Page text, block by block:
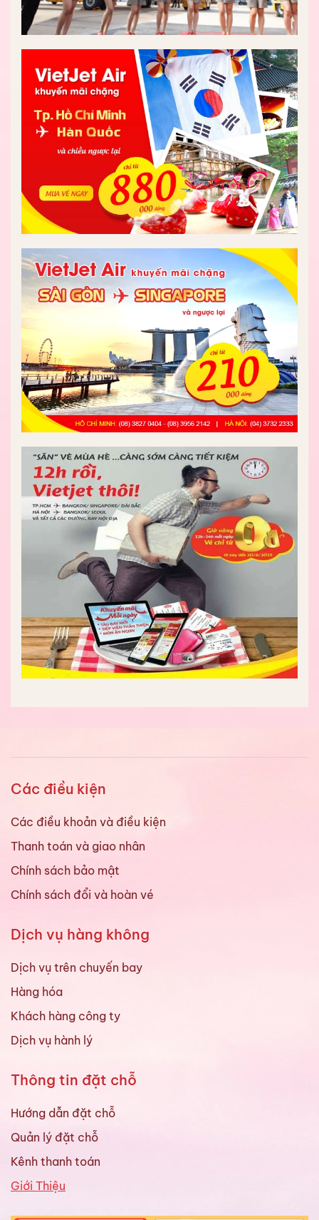
Các điều kiện
Các điều khoản và điều kiện
Thanh toán và giao nhân
Chính sách bảo mật
Chính sách đổi và hoàn vé
Dịch vụ hàng không
Dịch vụ trên chuyến bay
Hàng hóa
Khách hàng công ty
Dịch vụ hành lý
Thông tin đặt chỗ
Hướng dẫn đặt chỗ
Quản lý đặt chỗ
Kênh thanh toán
Giới Thiệu